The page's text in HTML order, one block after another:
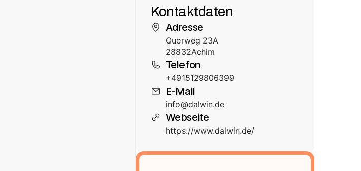
Kontaktdaten
Adresse
Querweg 23A
28832Achim
Telefon
+4915129806399
E-Mail
info@dalwin.de
Webseite
https://www.dalwin.de/